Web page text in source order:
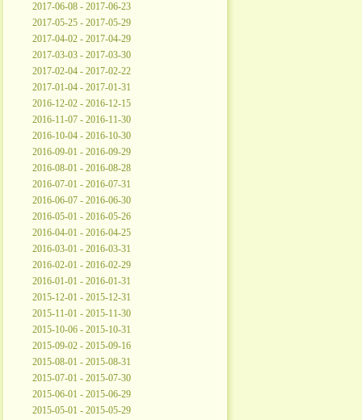
2017-06-08 - 2017-06-23
2017-05-25 - 2017-05-29
2017-04-02 - 2017-04-29
2017-03-03 - 2017-03-30
2017-02-04 - 2017-02-22
2017-01-04 - 2017-01-31
2016-12-02 - 2016-12-15
2016-11-07 - 2016-11-30
2016-10-04 - 2016-10-30
2016-09-01 - 2016-09-29
2016-08-01 - 2016-08-28
2016-07-01 - 2016-07-31
2016-06-07 - 2016-06-30
2016-05-01 - 2016-05-26
2016-04-01 - 2016-04-25
2016-03-01 - 2016-03-31
2016-02-01 - 2016-02-29
2016-01-01 - 2016-01-31
2015-12-01 - 2015-12-31
2015-11-01 - 2015-11-30
2015-10-06 - 2015-10-31
2015-09-02 - 2015-09-16
2015-08-01 - 2015-08-31
2015-07-01 - 2015-07-30
2015-06-01 - 2015-06-29
2015-05-01 - 2015-05-29